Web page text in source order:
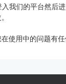
我们的平台然后
使用中的问题有